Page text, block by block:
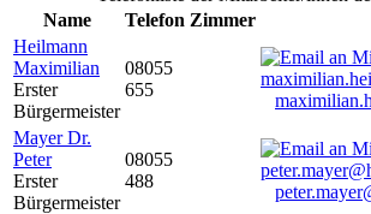
Name
Telefon Zimmer
Heilmann
Maximilian
Erster
Bürgermeister
08055
655
Mayer Dr.
Peter
Erster
Bürgermeister
08055
488